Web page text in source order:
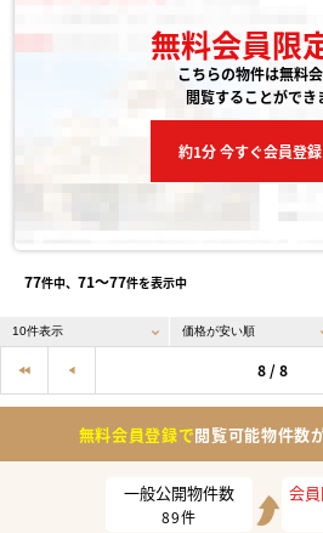
無料会員限
こちらの物件は無料
閲覧することができ
約1分 今すぐ会員登
77件中、 71〜77件を表示中
8 / 8
無料会員登録で閲覧可能物件数
一般公開物件数
89件
会